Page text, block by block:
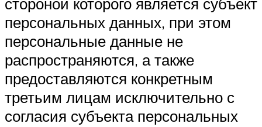
персональных данных, при этом
персональные данные не
распространяются, а также
предоставляются конкретным
третьим лицам исключительно с
согласия субъекта персональных